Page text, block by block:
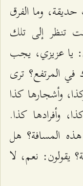
وما الفرق
تنظر إلى تلك
يا عزيزي، يجب
المرتفع؟ ترى
وأشجارها كذا
وأفرادها كذا.
المسافة؟ هل
نعم، لا